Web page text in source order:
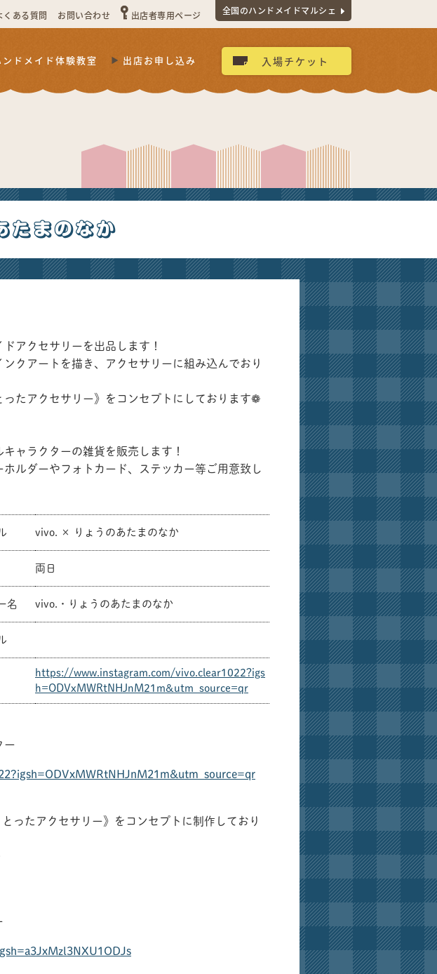
くある質問 お問い合わせ 出店者専用ページ 全国のハンドメイドマルシェ
ンドメイド体験教室 出店お申し込み 入場チケット
まのなか
アクセサリーを出品します！
ンクアートを描き、アクセサリーに組み込んでおり
ったアクセサリー》をコンセプトにしております❁
ャラクターの雑貨を販売します！
ホルダーやフォトカード、ステッカー等ご用意致し
vivo. × りょうのあたまのなか
両日
名 vivo.・りょうのあたまのなか
https://www.instagram.com/vivo.clear1022?igs
h=ODVxMWRtNHJnM21m&utm_source=qr
ー
ったアクセサリー》をコンセプトに制作しており